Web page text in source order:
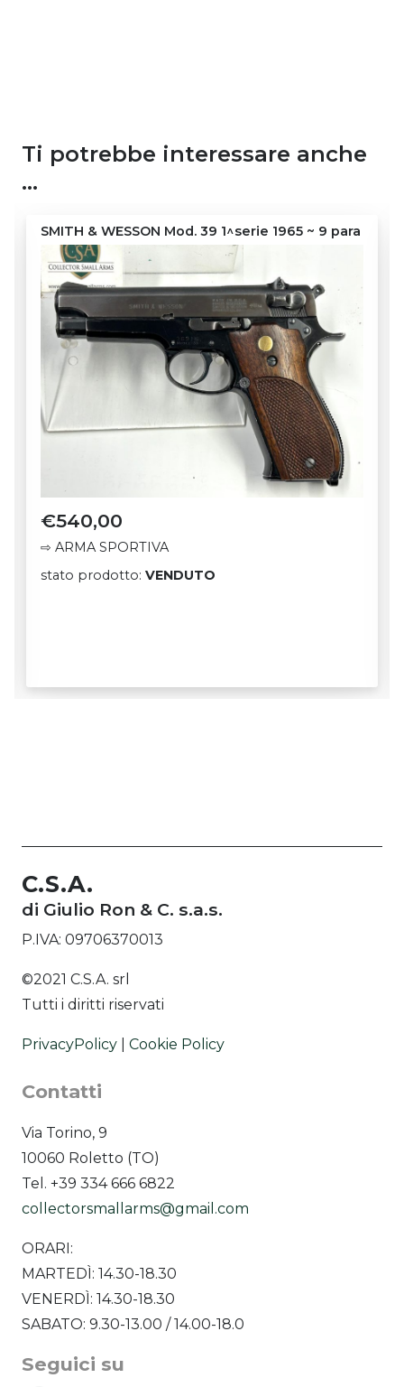
Ti potrebbe interessare anche
…
SMITH & WESSON Mod. 39 1^serie 1965 ~ 9 para
€540,00
⇨ ARMA SPORTIVA
stato prodotto: VENDUTO
C.S.A.
di Giulio Ron & C. s.a.s.
P.IVA: 09706370013
©2021 C.S.A. srl
Tutti i diritti riservati
PrivacyPolicy Cookie Policy
Contatti
Via Torino, 9
10060 Roletto (TO)
Tel. +39 334 666 6822
collectorsmallarms@gmail.com
ORARI:
MARTEDÌ: 14.30-18.30
VENERDÌ: 14.30-18.30
SABATO: 9.30-13.00 / 14.00-18.0
Seguici su